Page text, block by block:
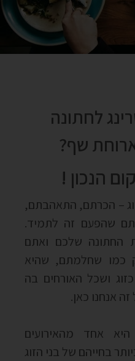
לחתונה
שף?
הנכון !
– הכרתם, התאהבתם,
שהפעם זה לתמיד.
החתונה שלכם ואתם
כמו שחלמתם, שהיא
ושכל האורחים בה
אנחנו כאן.
היא אחד מהאירועים
בחייהם של בני הזוג